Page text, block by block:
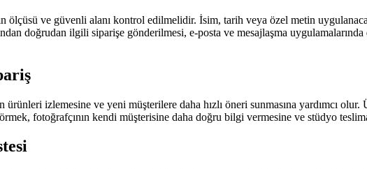
ölçüsü ve güvenli alanı kontrol edilmelidir. İsim, tarih veya özel metin
doğrudan ilgili siparişe gönderilmesi, e-posta ve mesajlaşma
izlemesine ve yeni müşterilere daha hızlı öneri sunmasına yardımcı
fotoğrafçının kendi müşterisine daha doğru bilgi vermesine ve stüdyo